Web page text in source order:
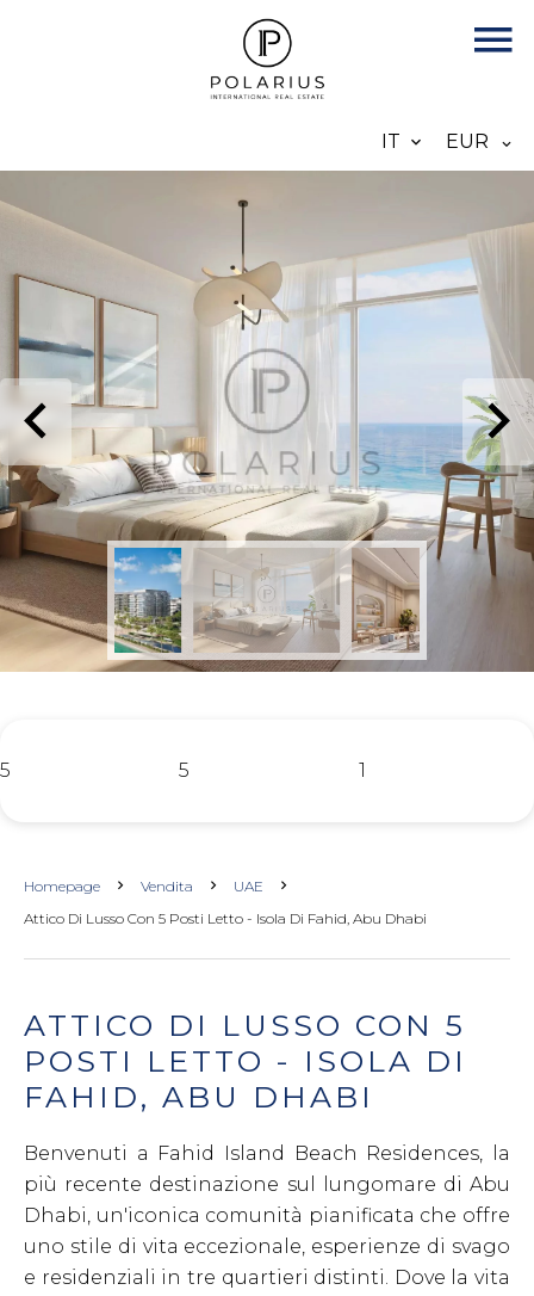
IT EUR
5 5 1
Homepage Vendita
UAE
Attico Di Lusso Con 5 Posti Letto - Isola Di Fahid, Abu Dhabi
ATTICO DI LUSSO CON 5
POSTI LETTO - ISOLA DI
FAHID, ABU DHABI
Benvenuti a Fahid Island Beach Residences, la
più recente destinazione sul lungomare di Abu
Dhabi, un'iconica comunità pianificata che offre
uno stile di vita eccezionale, esperienze di svago
e residenziali in tre quartieri distinti. Dove la vita